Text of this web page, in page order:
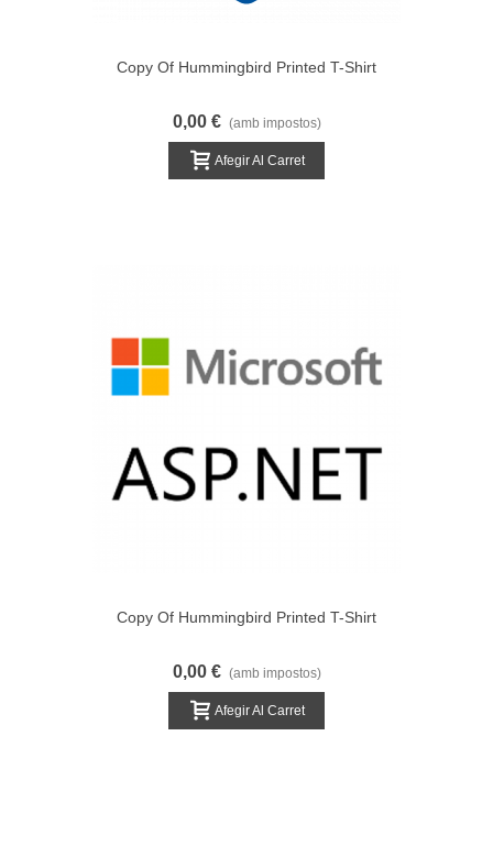
Copy Of Hummingbird Printed T-Shirt
0,00 € (amb impostos)
Afegir Al Carret
Copy Of Hummingbird Printed T-Shirt
0,00 € (amb impostos)
Afegir Al Carret